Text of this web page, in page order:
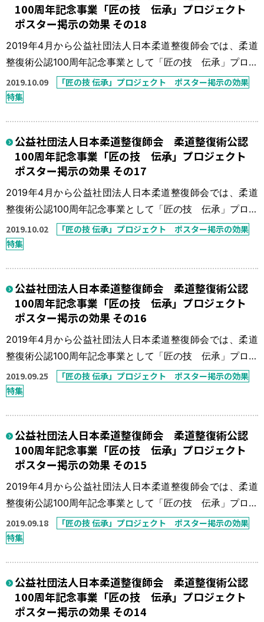
に「匠の技 伝承」プロジェ […]
100周年記念事業「匠の技 伝承」プロジェクト
ポスター掲示の効果 その18
2019年4月から公益社団法人日本柔道整復師会では、柔道
整復術公認100周年記念事業として「匠の技 伝承」プロジ
ェクトを実施している。 本来、柔道整復師の得意技は骨
折・脱臼の整復固定であったが、この30年間で柔道整復師
一度、骨折・脱臼の患者さんを接骨院に！」を一つの目標
に「匠の技 伝承」プロジェ […]
2019.10.09
「匠の技 伝承」プロジェクト ポスター掲示の効果
特集
公益社団法人日本柔道整復師会 柔道整復術公認
100周年記念事業「匠の技 伝承」プロジェクト
ポスター掲示の効果 その17
2019年4月から公益社団法人日本柔道整復師会では、柔道
整復術公認100周年記念事業として「匠の技 伝承」プロジ
ェクトを実施している。 本来、柔道整復師の得意技は骨
折・脱臼の整復固定であったが、この30年間で柔道整復師
一度、骨折・脱臼の患者さんを接骨院に！」を一つの目標
に「匠の技 伝承」プロジェ […]
2019.10.02
「匠の技 伝承」プロジェクト ポスター掲示の効果
特集
公益社団法人日本柔道整復師会 柔道整復術公認
100周年記念事業「匠の技 伝承」プロジェクト
ポスター掲示の効果 その16
2019年4月から公益社団法人日本柔道整復師会では、柔道
整復術公認100周年記念事業として「匠の技 伝承」プロジ
ェクトを実施している。 本来、柔道整復師の得意技は骨
折・脱臼の整復固定であったが、この30年間で柔道整復師
一度、骨折・脱臼の患者さんを接骨院に！」を一つの目標
に「匠の技 伝承」プロジェ […]
2019.09.25
「匠の技 伝承」プロジェクト ポスター掲示の効果
特集
公益社団法人日本柔道整復師会 柔道整復術公認
100周年記念事業「匠の技 伝承」プロジェクト
ポスター掲示の効果 その15
2019年4月から公益社団法人日本柔道整復師会では、柔道
整復術公認100周年記念事業として「匠の技 伝承」プロジ
ェクトを実施している。 本来、柔道整復師の得意技は骨
折・脱臼の整復固定であったが、この30年間で柔道整復師
一度、骨折・脱臼の患者さんを接骨院に！」を一つの目標
に「匠の技 伝承」プロジェ […]
2019.09.18
「匠の技 伝承」プロジェクト ポスター掲示の効果
特集
公益社団法人日本柔道整復師会 柔道整復術公認
100周年記念事業「匠の技 伝承」プロジェクト
ポスター掲示の効果 その14